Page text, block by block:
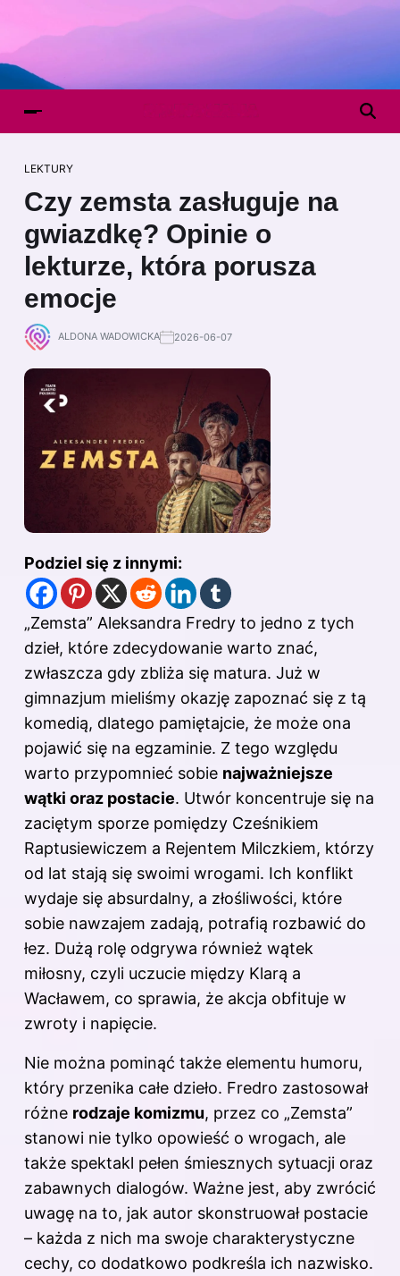
LEKTURY
Czy zemsta zasługuje na
gwiazdkę? Opinie o
lekturze, która porusza
emocje
ALDONA WADOWICKA 2026-06-07
Podziel się z innymi:
„Zemsta” Aleksandra Fredry to jedno z tych
dzieł, które zdecydowanie warto znać,
zwłaszcza gdy zbliża się matura. Już w
gimnazjum mieliśmy okazję zapoznać się z tą
komedią, dlatego pamiętajcie, że może ona
pojawić się na egzaminie. Z tego względu
warto przypomnieć sobie najważniejsze
wątki oraz postacie. Utwór koncentruje się na
zaciętym sporze pomiędzy Cześnikiem
Raptusiewiczem a Rejentem Milczkiem, którzy
od lat stają się swoimi wrogami. Ich konflikt
wydaje się absurdalny, a złośliwości, które
sobie nawzajem zadają, potrafią rozbawić do
łez. Dużą rolę odgrywa również wątek
miłosny, czyli uczucie między Klarą a
Wacławem, co sprawia, że akcja obfituje w
zwroty i napięcie.
Nie można pominąć także elementu humoru,
który przenika całe dzieło. Fredro zastosował
różne rodzaje komizmu, przez co „Zemsta”
stanowi nie tylko opowieść o wrogach, ale
także spektakl pełen śmiesznych sytuacji oraz
zabawnych dialogów. Ważne jest, aby zwrócić
uwagę na to, jak autor skonstruował postacie
– każda z nich ma swoje charakterystyczne
cechy, co dodatkowo podkreśla ich nazwisko.